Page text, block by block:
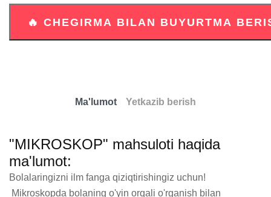
Ma'lumot Yetkazib berish
"MIKROSKOP" mahsuloti haqida
ma'lumot:
Bolalaringizni ilm fanga qiziqtirishingiz uchun!